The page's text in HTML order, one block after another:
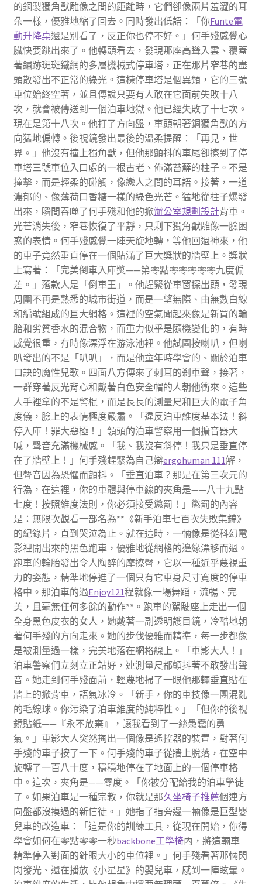
的銅製獨角獸雕像之間的距離時，它們卻像兩片羞澀的耳
朵一樣，優雅地縮了回去。同時發出低語：「你Funte電
動升降桌還是別看了，反正你也停不好。」何手殘感覺心
臟快要跳出來了。他轉頭看去，發現那座高聳入雲、覆蓋
著鏽跡斑斑鐵網的多層機械式停車塔，正在那片窄巷的盡
頭散發出不正常的綠光。這棟停車塔是個異類，它的三號
車位始終空著，並且傳說只要有人敢在它面前失敗十八
次，就會被傳送到一個泊車地獄。他已經失敗了十七次。
現在是第十八次。他打了方向盤，車頭朝著銅獨角獸的方
向猛地偏轉。後視鏡發出最後的溫柔提醒：「再見，世
界。」他沒有撞上獨角獸，但他那顫抖的車尾卻擦到了停
車塔三號車位入口處的一根古老、佈滿苔蘚的柱子。不是
撞擊，而是輕柔的碰觸，像戀人之間的耳語。接著，一道
濃郁的、像薄荷口香糖一樣的綠色光芒。猛地從柱子爆發
出來，瞬間吞噬了何手殘和他的掀辦公室規劃設計背車。
光芒消失後，窄巷恢復了平靜，只剩下獨角獸雕像一臉困
惑的表情。何手殘感覺一陣天旋地轉，等他回過神來，他
的車子竟然垂直停在一個貼滿了巨大獎狀的牆壁上。獎狀
上寫著：「完美倒車入庫獎——第零點零零零零零九度偏
差。」落款人是「倒車王」。他趕緊從車窗探出頭，發現
周圍不再是熟悉的城市街道，而是一望無際、由無數白線
和編號組成的巨大網格。這裡的空氣聞起來像是新買的輪
胎和劣質香水的混合物，而重力似乎是隨機變化的，有時
感覺很重，有時像漂浮在游泳池裡。他試圖按喇叭，但喇
叭發出的不是「叭叭」，而是他童年時學會的、關於泊車
口訣的魔性兒歌。四面八方傳來了刺耳的剎車聲，接著，
一群穿著反光背心和戴著白色安全帽的人朝他衝來。這些
人手裡拿的不是警棍，而是長長的測量尺和巨大的電子角
度儀，臉上的表情極度嚴肅。「違反泊車維度基本法！斜
停入庫！罪大惡極！」領頭的泊車警察用一個擴音器大
喊，聲音充滿機械感。「我、我沒有斜停！我只是垂直停
在了牆壁上！」何手殘趕緊為自己辯ergohuman 111解，
但聲音因為恐懼而顫抖。「垂直泊車？那是在第三次元的
行為，在這裡，你的車體與停車線的夾角是——八十九點
七度！按照維度法則，你必須接受懲罰！」懲罰的內容
是：無限次觀看一部名為**《新手泊車七百次失敗集錦》
的紀錄片，直到哭泣為止。就在這時，一輛像是從科幻電
影裡開出來的黑色跑車，優雅地從網格的邊緣漂移而過。
跑車的輪胎發出令人陶醉的摩擦聲，它以一種近乎蔑視重
力的姿態，精準地停進了一個只有它車身尺寸寬度的停車
格中。那泊車的過Enjoy121程就像一場舞蹈，流暢、完
美，且毫無任何多餘的動作**。跑車的駕駛座上走出一個
全身黑色皮衣的女人，她戴著一副透明護目鏡，冷酷地朝
著何手殘的方向走來。她的步伐優雅而精準，每一步都像
是被測量過一樣，完美地落在網格線上。「車影大人！」
泊車警察們立刻立正站好，連測量尺都顫抖著不敢發出聲
音。她走到何手殘面前，輕蔑地掃了一眼他那輛垂直貼在
牆上的掀背車，語氣冰冷。「新手，你的車技像一團混亂
的毛線球。你污染了泊車維度的純粹性。」「但你的後視
鏡貼紙——『永不放棄』，讓我看到了一絲愚蠢的勇
氣。」車影大人突然掏出一個像是遙控器的裝置，對著何
手殘的車子按了一下。何手殘的車子從牆上脫落，在空中
旋轉了一百八十度，穩穩地停在了地面上的一個停車格
中。這次，夾角是——零度。「你被分配給我的泊車學徒
了。如果泊車是一種宗教，你就是那久坐椅子推薦個連方
向盤都沒摸過的新信徒。」她指了指旁邊一輛像是巨型嬰
兒車的改造車：「這是你的訓練工具，從現在開始，你得
學會如何在零點零零一秒backbone工學椅內，將這輛車
精準停入對面的針眼大小的車位裡。」何手殘看著那輛閃
閃發光、還在播放《小星星》的嬰兒車，感到一陣眩暈。